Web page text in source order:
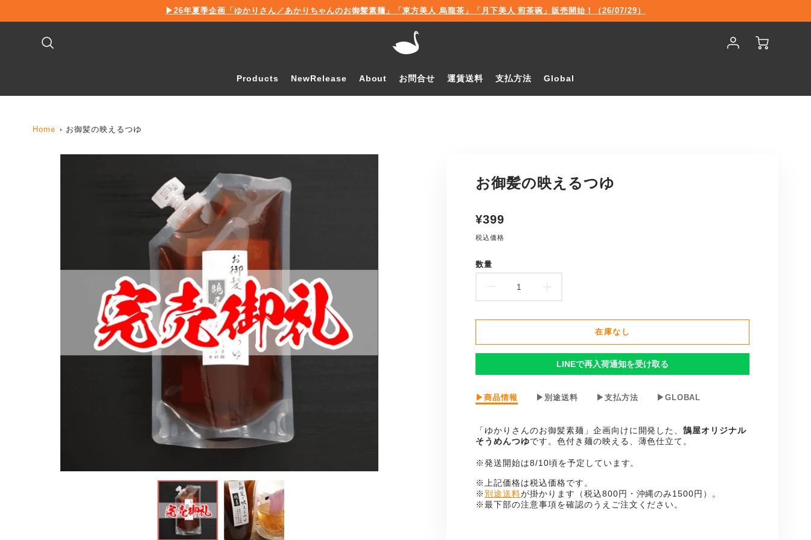
報
▶26年夏季企画「ゆかりさん／あかりちゃんのお御髪素麺」「東方美人 烏龍茶」「月下美人 煎茶碗」販売開始！（26/07/29）
Products NewRelease About お問合せ 運賃送料 支払方法 Global
Login
Home お御髪の映えるつゆ
お御髪の映えるつゆ
通
格
¥399
税込価格
数量
御
髪
え
る
ゆ
の
御
髪
の
え
る
ゆ
の
在庫なし
LINEで再入荷通知を受け取る
お
の
映
え
つ
ゆ
に
▶商品情報 ▶別途送料 ▶支払方法 ▶GLOBAL
「ゆかりさんのお御髪素麺」企画向けに開発した、鵠屋オリジナル
そうめんつゆです。色付き麺の映える、薄色仕立て。
※発送開始は8/10頃を予定しています。
※上記価格は税込価格です。
※ 別途送料が掛かります（税込800円・沖縄のみ1500円）。
※最下部の注意事項を確認のうえご注文ください。